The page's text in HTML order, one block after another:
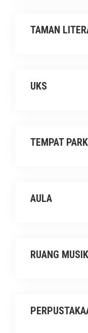
TAMAN
UKS
TEMPAT
AULA
RUANG MUSIK